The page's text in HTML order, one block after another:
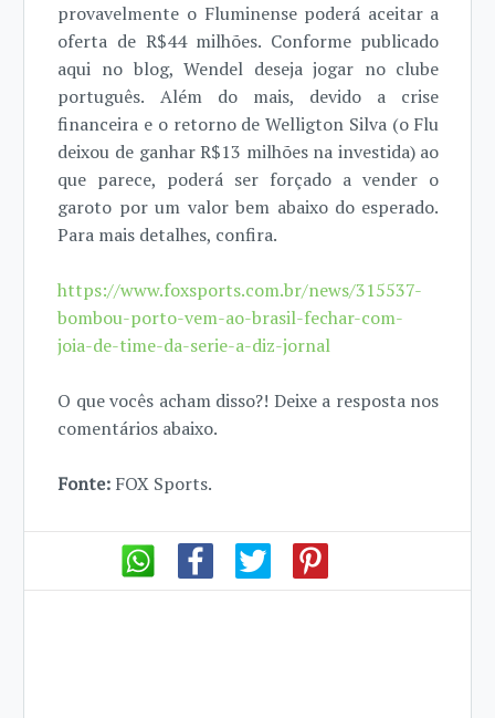
provavelmente o Fluminense poderá aceitar a
oferta de R$44 milhões. Conforme publicado
aqui no blog, Wendel deseja jogar no clube
português. Além do mais, devido a crise
financeira e o retorno de Welligton Silva (o Flu
deixou de ganhar R$13 milhões na investida) ao
que parece, poderá ser forçado a vender o
garoto por um valor bem abaixo do esperado.
Para mais detalhes, confira.
https://www.foxsports.com.br/news/315537-
bombou-porto-vem-ao-brasil-fechar-com-
joia-de-time-da-serie-a-diz-jornal
O que vocês acham disso?! Deixe a resposta nos
comentários abaixo.
Fonte: FOX Sports.